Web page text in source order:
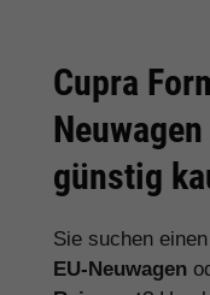
Cupra
günstig
Sie suchen
EU-Neuwagen